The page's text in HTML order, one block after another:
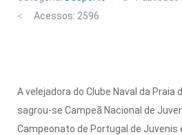
Acessos: 2596
A velejadora do Clube Naval da Praia
sagrou-se Campeã Nacional de
Campeonato de Portugal de Juvenis